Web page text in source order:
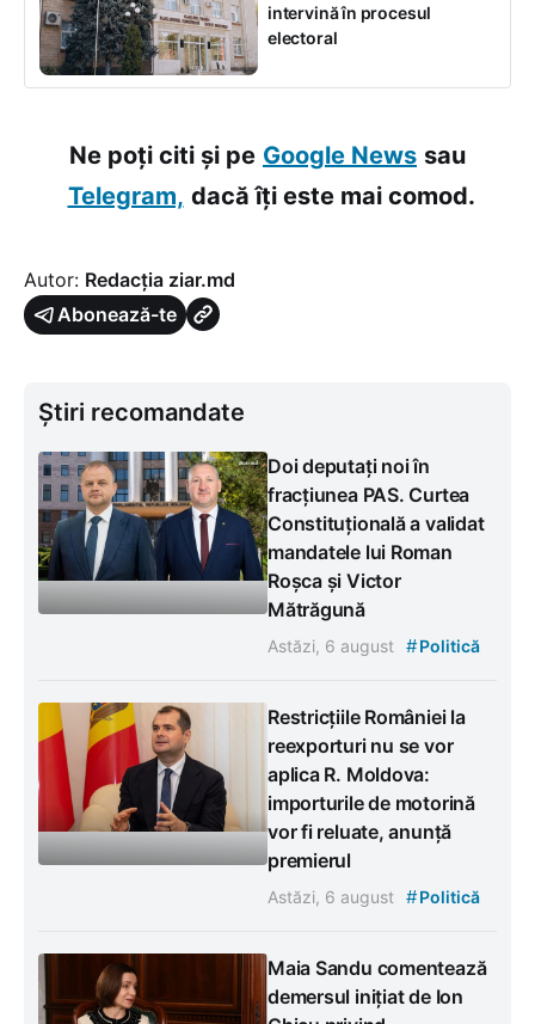
intervină în procesul
electoral
Ne poți citi și pe Google News sau
Telegram, dacă îți este mai comod.
Autor: Redacția ziar.md
Abonează-te
Știri recomandate
Doi deputați noi în
fracțiunea PAS. Curtea
Constituțională a validat
mandatele lui Roman
Roșca și Victor
Mătrăgună
Astăzi, 6 august #Politică
Restricțiile României la
reexporturi nu se vor
aplica R. Moldova:
importurile de motorină
vor fi reluate, anunță
premierul
Astăzi, 6 august #Politică
Maia Sandu comentează
demersul inițiat de Ion